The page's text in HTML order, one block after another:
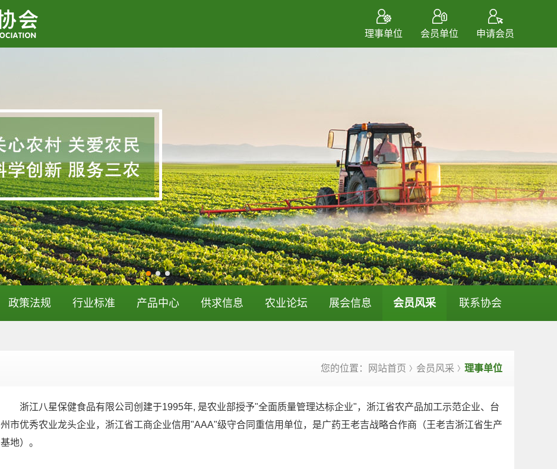
理事单位 会员单位 申请会员
政策法规 行业标准 产品中心 供求信息 农业论坛 展会信息 会员风采 联系协会
您的位置：网站首页 〉 会员风采 〉 理事单位
浙江八星保健食品有限公司创建于1995年, 是农业部授予"全面质量管理达标企业"，浙江省农产品加工示范企业、台
州市优秀农业龙头企业，浙江省工商企业信用"AAA"级守合同重信用单位，是广药王老吉战略合作商（王老吉浙江省生产
基地）。